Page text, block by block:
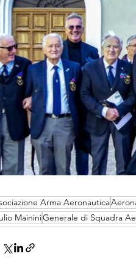
Arma Aeronautica
MaininiGenerale di Squadra